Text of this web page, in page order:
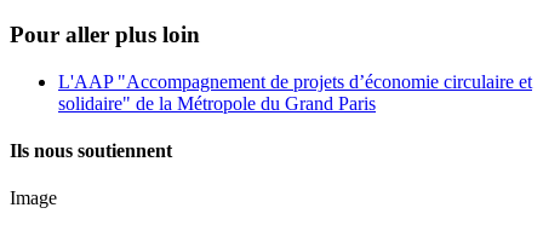
Pour aller plus loin
L'AAP "Accompagnement de projets d’économie circulaire et
solidaire" de la Métropole du Grand Paris
Ils nous soutiennent
Image